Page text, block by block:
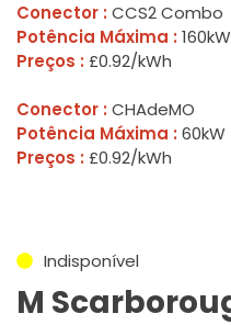
Conector : CCS2 Combo
Potência Máxima : 160kW
Preços : £0.92/kWh
Conector : CHAdeMO
Potência Máxima : 60kW
Preços : £0.92/kWh
Indisponível
M